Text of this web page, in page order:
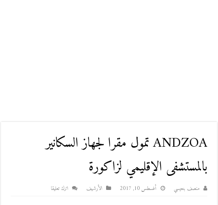
ANDZOA تمول مقرا لجهاز السكانير
بالمستشفى الإقليمي لزاكورة
منصف بنعيسي أغسطس 10, 2017 اﻷرشيف اترك تعليقا